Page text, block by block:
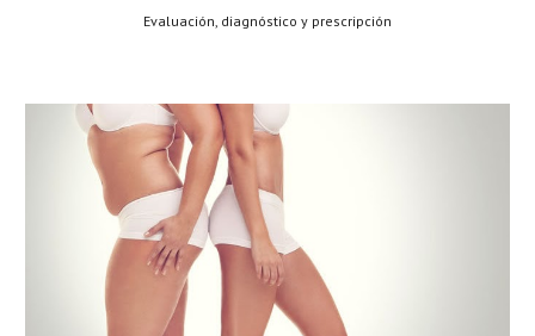
Evaluación, diagnóstico y prescripción